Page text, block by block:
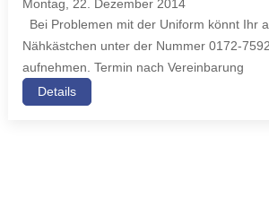
Montag, 22. Dezember 2014
Bei Problemen mit der Uniform könnt Ihr
Nähkästchen unter der Nummer 0172-
aufnehmen. Termin nach Vereinbarung
Details